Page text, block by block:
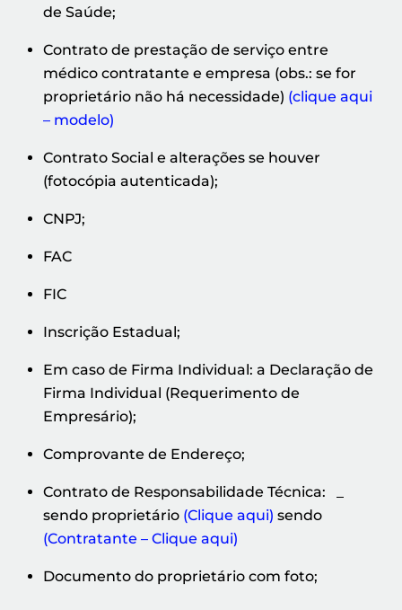
de Saúde;
Contrato de prestação de serviço entre
médico contratante e empresa (obs.: se for
proprietário não há necessidade) (clique aqui
– modelo)
Contrato Social e alterações se houver
(fotocópia autenticada);
CNPJ;
FAC
FIC
Inscrição Estadual;
Em caso de Firma Individual: a Declaração de
Firma Individual (Requerimento de
Empresário);
Comprovante de Endereço;
Contrato de Responsabilidade Técnica: _
sendo proprietário (Clique aqui) sendo
(Contratante – Clique aqui)
Documento do proprietário com foto;